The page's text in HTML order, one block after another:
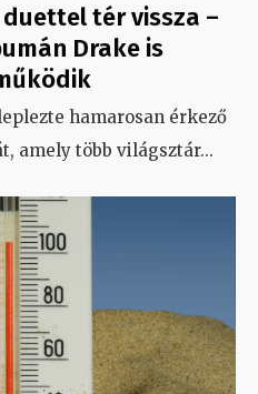
tér vissza –
Drake is
hamarosan érkező
amely több világsztár...